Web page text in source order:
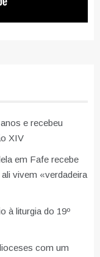
e recebeu
XIV
em Fafe recebe
vivem «verdadeira
à liturgia do 19º
com um